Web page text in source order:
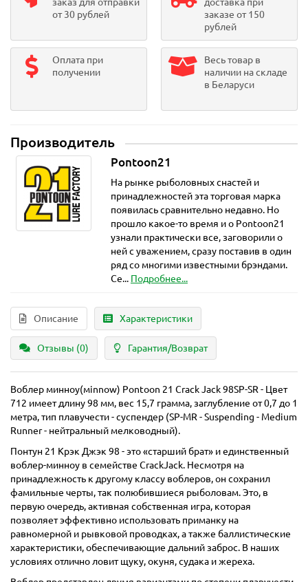
от 30 рублей
заказе от 150
рублей
Оплата при
получении
Весь товар в
наличии на складе
в Беларуси
Производитель
Pontoon21
На рынке рыболовных снастей и
принадлежностей эта торговая марка
появилась сравнительно недавно. Но
прошло какое-то время и о Pontoon21
узнали практически все, заговорили о
ней с уважением, сразу поставив в один
ряд со многими известными брэндами.
Се... Подробнее...
Описание Характеристики
Отзывы (0) Гарантия/Возврат
Воблер минноу(мinnow) Pontoon 21 Crack Jack 98SP-SR - Цвет
712 имеет длину 98 мм, вес 15,7 грамма, заглубление от 0,7 до 1
метра, тип плавучести - суспендер (SP-MR - Suspending - Medium
Runner - нейтральный мелководный).
Понтун 21 Крэк Джэк 98 - это «старший брат» и единственный
воблер-минноу в семействе CrackJack. Несмотря на
принадлежность к другому классу воблеров, он сохранил
фамильные черты, так полюбившиеся рыболовам. Это, в
первую очередь, активная собственная игра, которая
позволяет эффективно использовать приманку на
равномерной и рывковой проводках, а также баллистические
характеристики, обеспечивающие дальний заброс. В наших
условиях отлично ловит щуку, окуня, судака и жереха.